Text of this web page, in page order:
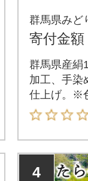
群馬県みど
寄付金額
群馬県産絹
加工、手染
仕上げ。※
望に沿えま
さい。
4